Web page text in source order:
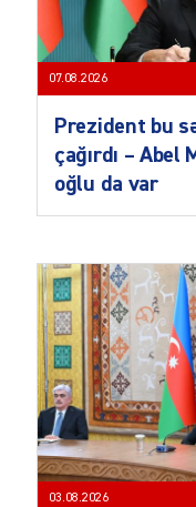
07.08.2026
Prezident bu
çağırdı – Abel
oğlu da var
03.08.2026